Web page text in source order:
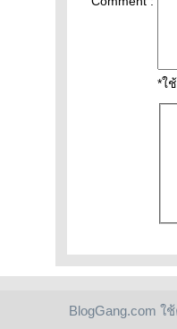
*ใ
BlogGang.com